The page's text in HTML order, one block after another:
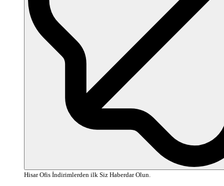
Hisar Ofis İndirimlerden ilk Siz Haberdar Olun.